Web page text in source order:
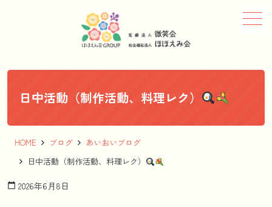
日中活動（制作活動、料理レク）
HOME ブログ
あいおいブログ
日中活動（制作活動、料理レク）
calendar_today 2026年6月8日